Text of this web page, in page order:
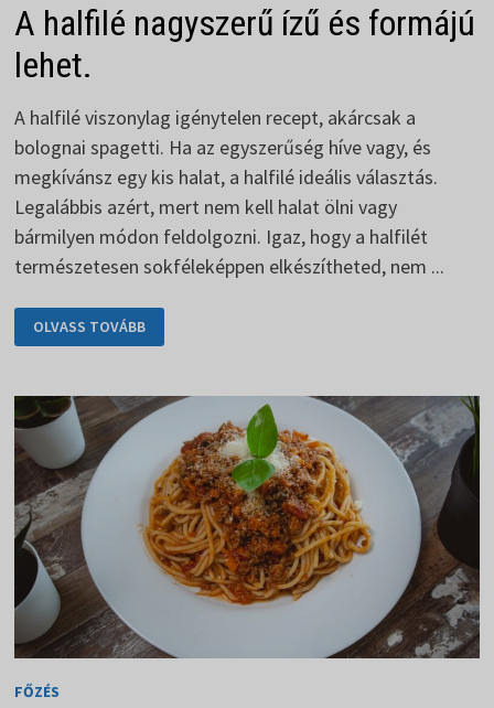
A halfilé nagyszerű ízű és formájú
lehet.
A halfilé viszonylag igénytelen recept, akárcsak a
bolognai spagetti. Ha az egyszerűség híve vagy, és
megkívánsz egy kis halat, a halfilé ideális választás.
Legalábbis azért, mert nem kell halat ölni vagy
bármilyen módon feldolgozni. Igaz, hogy a halfilét
természetesen sokféleképpen elkészítheted, nem ...
A
HALFILÉ
NAGYSZERŰ
FORMÁJÚ
LEHET.
OLVASS TOVÁBB
FŐZÉS